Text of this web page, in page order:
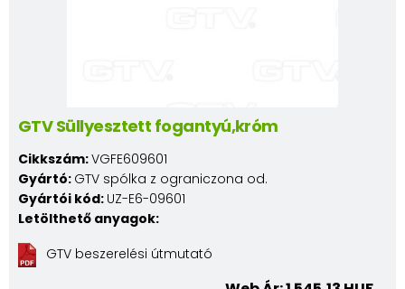
GTV Süllyesztett fogantyú,króm
Cikkszám:VGFE609601
Gyártó: GTV spólka z ograniczona od.
Gyártói kód: UZ-E6-09601
Letölthető anyagok:
GTV beszerelési útmutató